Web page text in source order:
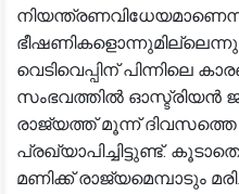
വെടിവെപ്പിന് പിന്നിലെ
സംഭവത്തിൽ ഓസ്ട്രിയൻ
രാജ്യത്ത് മൂന്ന്
പ്രഖ്യാപിച്ചിട്ടുണ്ട്.
മണിക്ക് രാജ്യമെമ്പാടും